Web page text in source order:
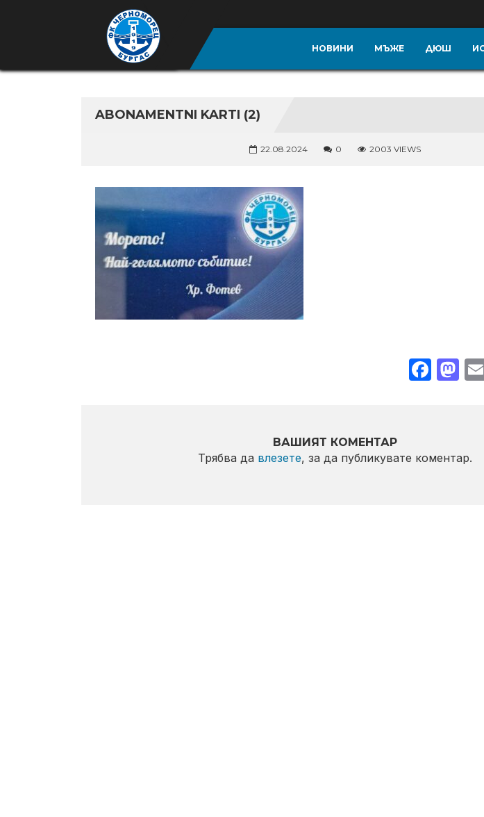
НОВИНИ МЪЖЕ ДЮШ
ABONAMENTNI KARTI (2)
22.08.2024 0 2003 VIEWS
ВАШИЯТ КОМЕНТАР
Трябва да влезете, за да публикувате коментар.